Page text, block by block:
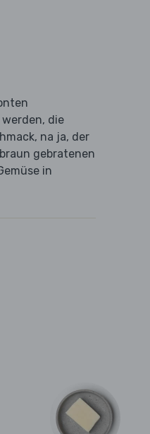
die
na ja, der
gebratenen
in